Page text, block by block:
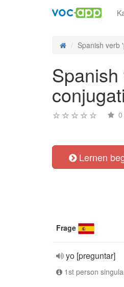
Spanish verb
0
Lernen
Frage
yo [preguntar]
1st person